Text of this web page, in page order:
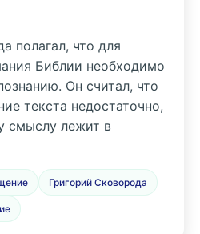
полагал, что для
Библии необходимо
Он считал, что
текста недостаточно,
смыслу лежит в
Григорий Сковорода